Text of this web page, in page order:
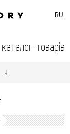
RU
каталог товарів
↓